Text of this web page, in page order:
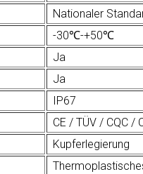
Nationaler
-30℃-+50℃
Ja
Ja
IP67
CE / TÜV / CQC /
Kupferlegierung